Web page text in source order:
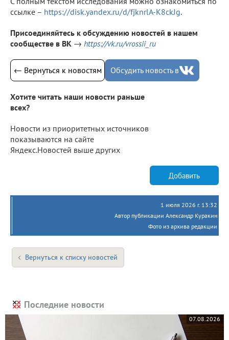
ссылке – https://disk.yandex.ru/d/fjknrlA-K8ckJg.
Присоединяйтесь к обсуждению новостей в нашем
сообществе в ВК → https://vk.ru/vrossii_ru
← Вернуться к новостям Обсудить новость в
Хотите читать наши новости раньше
всех?
Новости из приоритетных источников
показываются на сайте
Яндекс.Новостей выше других
Добавить
1 июля 2026 г. 13:32
Автор публикации Александр Куракин
Фото из архива редакции
Вернуться к списку новостей
Последние новости
07.08.2026